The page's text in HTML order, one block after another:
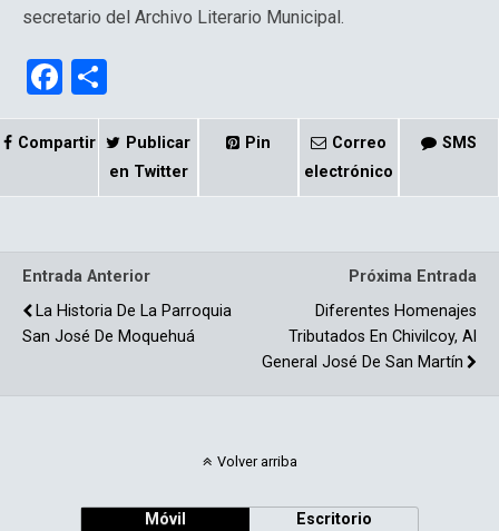
secretario del Archivo Literario Municipal.
F
a
ce
k
o
m
p
Compartir
Publicar
en Twitter
Pin
Correo
electrónico
SMS
Entrada Anterior
La Historia De La Parroquia
San José De Moquehuá
Próxima Entrada
Diferentes Homenajes
Tributados En Chivilcoy, Al
General José De San Martín
Volver arriba
Móvil Escritorio